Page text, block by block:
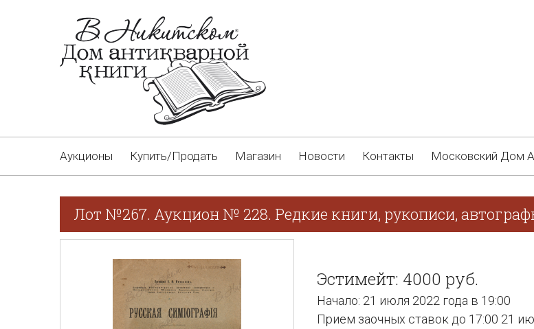
Аукционы Купить/Продать Магазин Новости Контакты Московский Дом
Лот №267. Аукцион № 228. Редкие книги, рукописи,
Эстимейт: 4000 руб.
Начало: 21 июля 2022 года в 19:00
Прием заочных ставок до 17:00 21